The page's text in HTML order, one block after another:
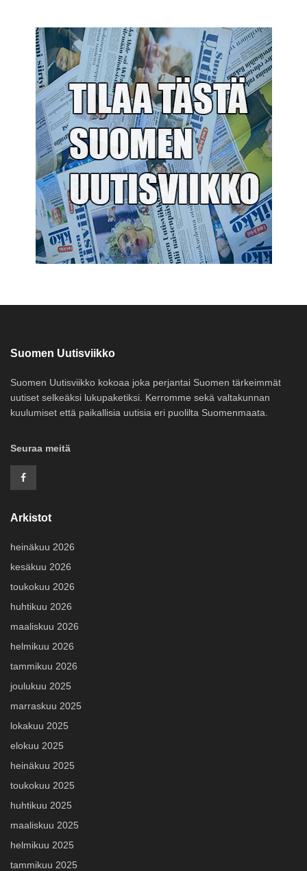
Suomen Uutisviikko
Suomen Uutisviikko kokoaa joka perjantai Suomen tärkeimmät
uutiset selkeäksi lukupaketiksi. Kerromme sekä valtakunnan
kuulumiset että paikallisia uutisia eri puolilta Suomenmaata.
Seuraa meitä
Arkistot
heinäkuu 2026
kesäkuu 2026
toukokuu 2026
huhtikuu 2026
maaliskuu 2026
helmikuu 2026
tammikuu 2026
joulukuu 2025
marraskuu 2025
lokakuu 2025
elokuu 2025
heinäkuu 2025
toukokuu 2025
huhtikuu 2025
maaliskuu 2025
helmikuu 2025
tammikuu 2025